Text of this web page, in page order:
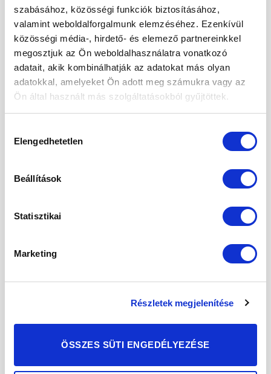
szabásához, közösségi funkciók biztosításához,
valamint weboldalforgalmunk elemzéséhez. Ezenkívül
közösségi média-, hirdető- és elemező partnereinkkel
megosztjuk az Ön weboldalhasználatra vonatkozó
adatait, akik kombinálhatják az adatokat más olyan
adatokkal, amelyeket Ön adott meg számukra vagy az
Ön által használt más szolgáltatásokból gyűjtöttek.
kiválasztása
Elengedhetetlen
Beállítások
Statisztikai
Marketing
Részletek megjelenítése
ÖSSZES SÜTI ENGEDÉLYEZÉSE
Kétféle puding – laktató, finom, egészséges
Mák tárolása – így csináld, hogy sokáig friss
maradjon!
ARCHÍVUM
2026. augusztus
2026. július
2026. május
2026. február
2025. november
2025. október
2025. szeptember